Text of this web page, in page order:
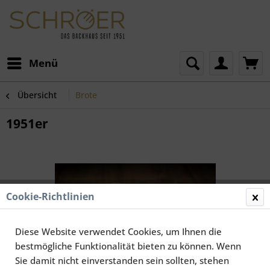
Menü
Übersicht Brote
1951er
Cookie-Richtlinien
Diese Website verwendet Cookies, um Ihnen die
bestmögliche Funktionalität bieten zu können. Wenn
Sie damit nicht einverstanden sein sollten, stehen